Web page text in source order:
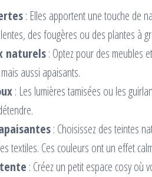
: Elles apportent une touche de
des fougères ou des plantes à
naturels: Optez pour des meubles
aussi apaisants.
: Les lumières tamisées ou les
: Choisissez des teintes
textiles. Ces couleurs ont un effet
: Créez un petit espace cosy où